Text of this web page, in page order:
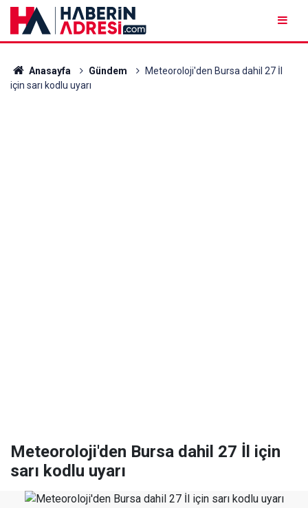
Anasayfa Gündem
Meteoroloji'den Bursa dahil 27 İl
için sarı kodlu uyarı
Meteoroloji'den Bursa dahil 27 İl için
sarı kodlu uyarı